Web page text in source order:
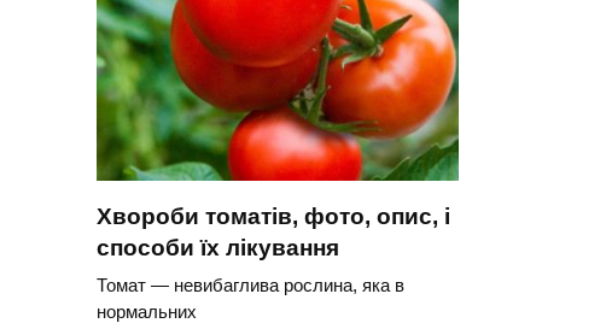
Хвороби томатів, фото, опис, і
способи їх лікування
Томат — невибаглива рослина, яка в
нормальних